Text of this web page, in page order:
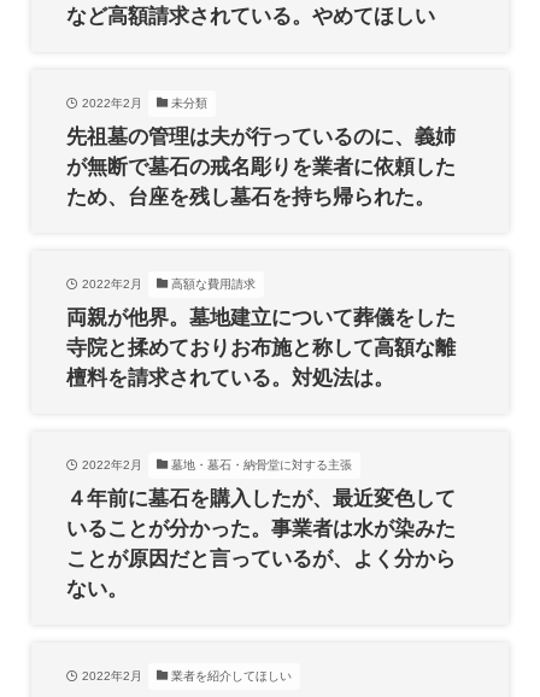
など高額請求されている。やめてほしい
2022年2月 未分類
先祖墓の管理は夫が行っているのに、義姉
が無断で墓石の戒名彫りを業者に依頼した
ため、台座を残し墓石を持ち帰られた。
2022年2月 高額な費用請求
両親が他界。墓地建立について葬儀をした
寺院と揉めておりお布施と称して高額な離
檀料を請求されている。対処法は。
2022年2月 墓地・墓石・納骨堂に対する主張
４年前に墓石を購入したが、最近変色して
いることが分かった。事業者は水が染みた
ことが原因だと言っているが、よく分から
ない。
2022年2月 業者を紹介してほしい